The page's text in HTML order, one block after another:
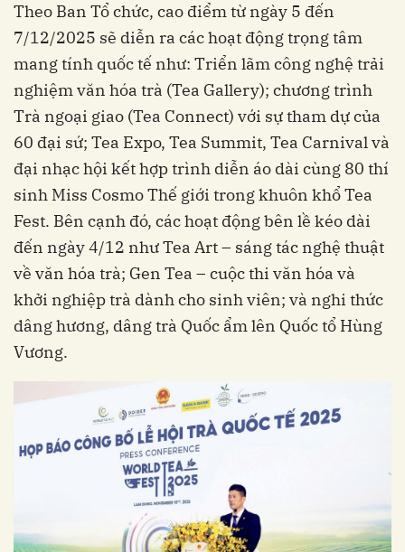
Theo Ban Tổ chức, cao điểm từ ngày 5 đến
7/12/2025 sẽ diễn ra các hoạt động trọng tâm
mang tính quốc tế như: Triển lãm công nghệ trải
nghiệm văn hóa trà (Tea Gallery); chương trình
Trà ngoại giao (Tea Connect) với sự tham dự của
60 đại sứ; Tea Expo, Tea Summit, Tea Carnival và
đại nhạc hội kết hợp trình diễn áo dài cùng 80 thí
sinh Miss Cosmo Thế giới trong khuôn khổ Tea
Fest. Bên cạnh đó, các hoạt động bên lề kéo dài
đến ngày 4/12 như Tea Art – sáng tác nghệ thuật
về văn hóa trà; Gen Tea – cuộc thi văn hóa và
khởi nghiệp trà dành cho sinh viên; và nghi thức
dâng hương, dâng trà Quốc ẩm lên Quốc tổ Hùng
Vương.